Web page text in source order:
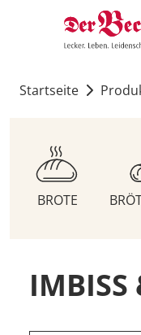
Startseite
BROTE
IMBISS